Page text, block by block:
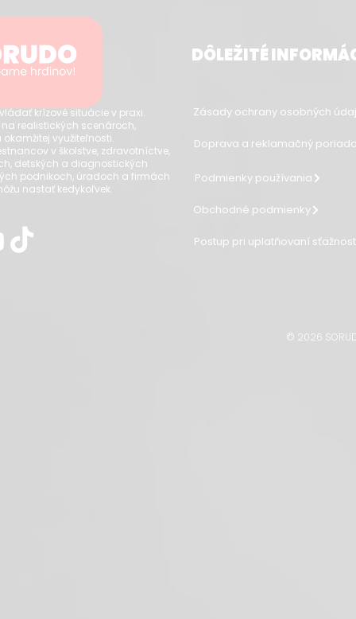
krízové situácie v praxi.
realistických scenároch,
využiteľnosti.
v školstve, zdravotníctve,
detských a diagnostických
podnikoch, úradoch a firmách
nastať kedykoľvek.
DÔLEŽITÉ
Zásady ochrany osobných
Doprava a reklamačný
Podmienky používania
Obchodné podmienky
Postup pri uplatňovaní
© 2026